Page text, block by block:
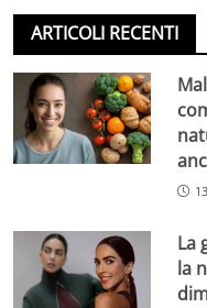
ARTICOLI RECENTI
La
la